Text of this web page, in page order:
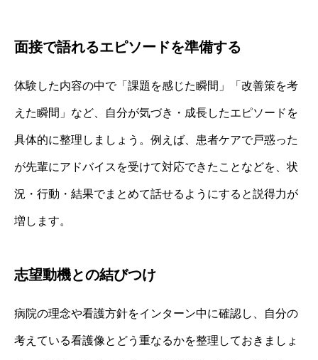
面接で語れるエピソードを準備する
体験した内容の中で「課題を感じた瞬間」「改善策を考
えた瞬間」など、自分が気づき・成長したエピソードを
具体的に整理しましょう。例えば、患者ケアで戸惑った
が先輩にアドバイスを受けて対応できたことなどを、状
況・行動・結果でまとめて話せるようにすると説得力が
増します。
志望動機との結びつけ
病院の理念や看護方針をインターン中に確認し、自分の
考えている看護像とどう重なるかを整理しておきましょ